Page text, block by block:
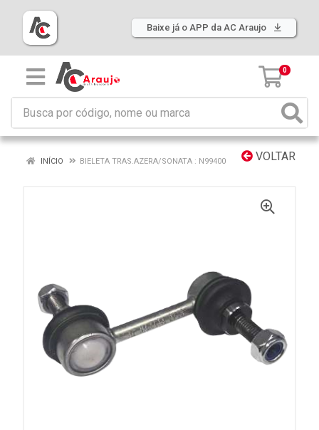
Baixe já o APP da AC Araujo
0
VOLTAR
INÍCIO BIELETA TRAS.AZERA/SONATA : N99400